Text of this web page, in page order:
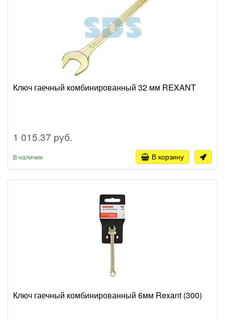
Ключ гаечный комбинированный 32 мм REXANT
1 015.37 руб.
В наличии В корзину
Ключ гаечный комбинированный 6мм Rexant (300)